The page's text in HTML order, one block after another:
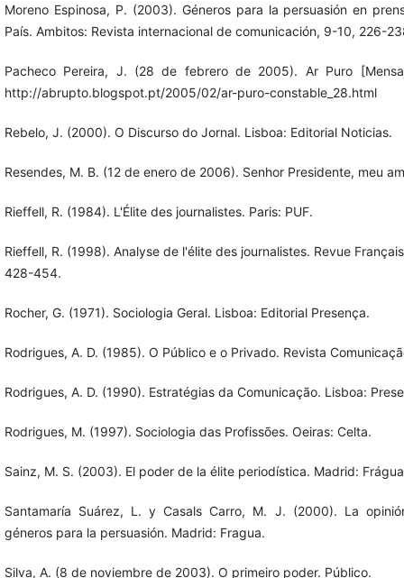
Moreno Espinosa, P. (2003). Géneros para la persuasión en
País. Ambitos: Revista internacional de comunicación, 9-10, 226-
Pacheco Pereira, J. (28 de febrero de 2005). Ar Puro
http://abrupto.blogspot.pt/2005/02/ar-puro-constable_28.html
Rebelo, J. (2000). O Discurso do Jornal. Lisboa: Editorial Noticias.
Resendes, M. B. (12 de enero de 2006). Senhor Presidente, meu
Rieffell, R. (1984). L'Élite des journalistes. Paris: PUF.
Rieffell, R. (1998). Analyse de l'élite des journalistes. Revue
428-454.
Rocher, G. (1971). Sociologia Geral. Lisboa: Editorial Presença.
Rodrigues, A. D. (1985). O Público e o Privado. Revista
Rodrigues, A. D. (1990). Estratégias da Comunicação. Lisboa:
Rodrigues, M. (1997). Sociologia das Profissões. Oeiras: Celta.
Sainz, M. S. (2003). El poder de la élite periodística. Madrid:
Santamaría Suárez, L. y Casals Carro, M. J. (2000). La
géneros para la persuasión. Madrid: Fragua.
Silva, A. (8 de noviembre de 2003). O primeiro poder. Público.